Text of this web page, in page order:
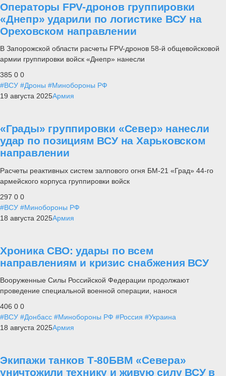
Операторы FPV-дронов группировки
«Днепр» ударили по логистике ВСУ на
Ореховском направлении
В Запорожской области расчеты FPV-дронов 58-й общевойсковой
армии группировки войск «Днепр» нанесли
385 0 0
#ВСУ #Дроны #Минобороны РФ
19 августа 2025Армия
«Грады» группировки «Север» нанесли
удар по позициям ВСУ на Харьковском
направлении
Расчеты реактивных систем залпового огня БМ-21 «Град» 44-го
армейского корпуса группировки войск
297 0 0
#ВСУ #Минобороны РФ
18 августа 2025Армия
Хроника СВО: удары по всем
направлениям и кризис снабжения ВСУ
Вооруженные Силы Российской Федерации продолжают
проведение специальной военной операции, нанося
406 0 0
#ВСУ #Донбасс #Минобороны РФ #Россия #Украина
18 августа 2025Армия
Экипажи танков Т-80БВМ «Севера»
уничтожили технику и живую силу ВСУ в